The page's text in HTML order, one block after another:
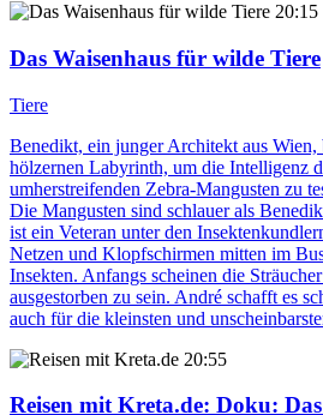
20:15
Das Waisenhaus für wilde Tiere
Tiere
Benedikt, ein junger Architekt aus Wien,
hölzernen Labyrinth, um die Intelligenz
umherstreifenden Zebra-Mangusten zu
Die Mangusten sind schlauer als
ist ein Veteran unter den
Netzen und Klopfschirmen mitten im
Insekten. Anfangs scheinen die
ausgestorben zu sein. André schafft es
auch für die kleinsten und
20:55
Reisen mit Kreta.de: Doku: